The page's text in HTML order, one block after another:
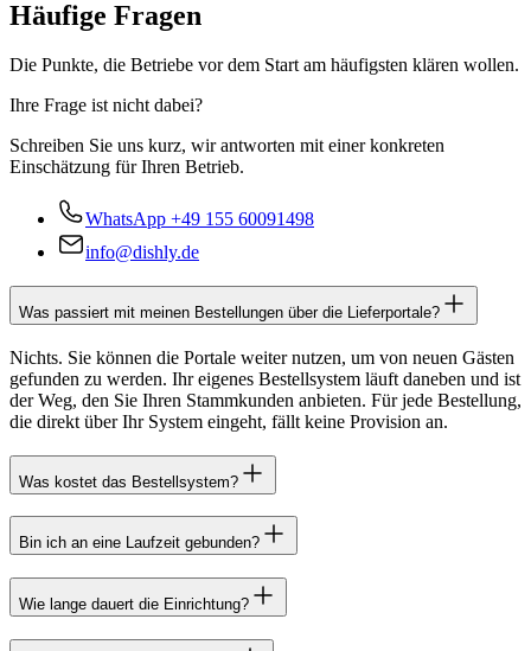
Häufige Fragen
Die Punkte, die Betriebe vor dem Start am häufigsten klären wollen.
Ihre Frage ist nicht dabei?
Schreiben Sie uns kurz, wir antworten mit einer konkreten
Einschätzung für Ihren Betrieb.
WhatsApp +49 155 60091498
info@dishly.de
Was passiert mit meinen Bestellungen über die Lieferportale?
Nichts. Sie können die Portale weiter nutzen, um von neuen Gästen
gefunden zu werden. Ihr eigenes Bestellsystem läuft daneben und ist
der Weg, den Sie Ihren Stammkunden anbieten. Für jede Bestellung,
die direkt über Ihr System eingeht, fällt keine Provision an.
Was kostet das Bestellsystem?
Bin ich an eine Laufzeit gebunden?
Wie lange dauert die Einrichtung?